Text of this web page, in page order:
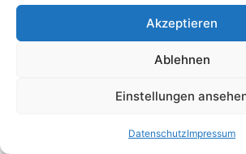
Akzeptieren
Ablehnen
Einstellungen
DatenschutzImpressum